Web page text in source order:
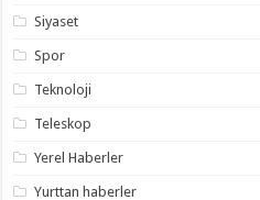
Siyaset
Spor
Teknoloji
Teleskop
Yerel Haberler
Yurttan haberler